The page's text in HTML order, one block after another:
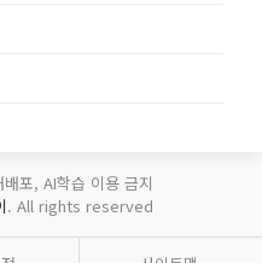
포, AI학습 이용 금지
. All rights reserved